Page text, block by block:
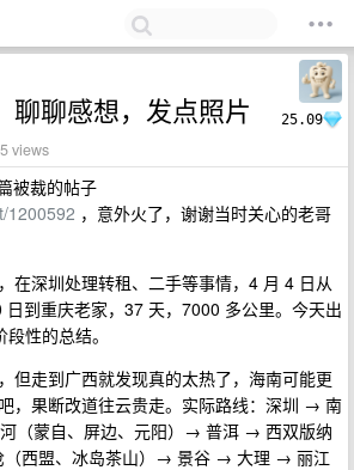
25.09
聊聊感想，发点照片
views
被裁的帖子
1200592 ，意外火了，谢谢当时关心的老哥
在深圳处理转租、二手等事情，4 月 4 日从
到重庆老家，37 天，7000 多公里。今天出
性的总结。
但走到广西就发现真的太热了，海南可能更
，果断改道往云贵走。实际路线：深圳 → 南
（蒙自、屏边、元阳）→ 普洱 → 西双版纳
西盟、冰岛茶山）→ 景谷 → 大理 → 丽江